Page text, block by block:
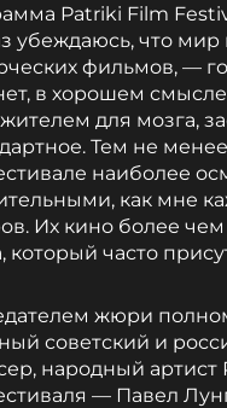
Patriki Film
убеждаюсь, что мир
фильмов, —
в хорошем
для мозга,
Тем не
наиболее
как мне
Их кино более
который часто
жюри
советский и
народный артист
— Павел